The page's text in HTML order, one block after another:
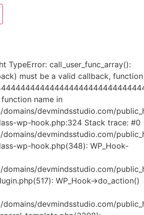
TypeError: call_user_func_array():
must be a valid callback, function
name in
devmindsstudio.com/
wp-hook.php:324 Stack trace: #0
devmindsstudio.com/
wp-hook.php(348): WP_Hook-
devmindsstudio.com/
WP_Hook->do_action()
devmindsstudio.com/